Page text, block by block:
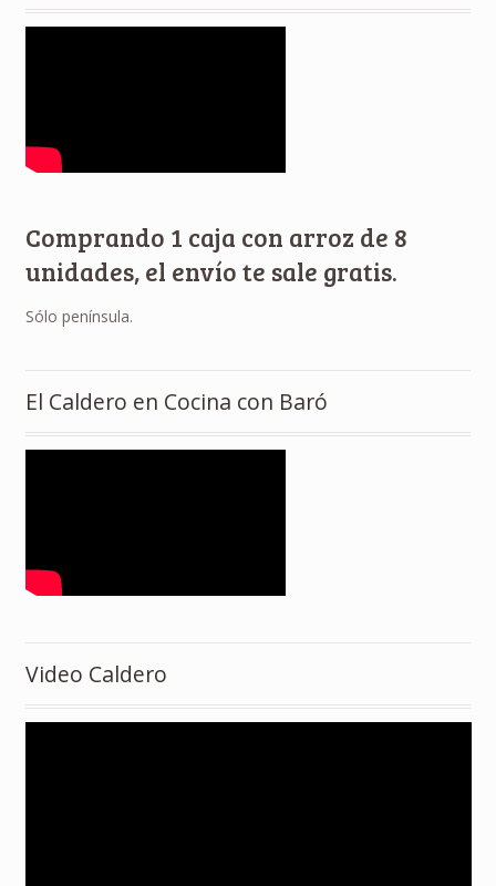
Comprando 1 caja con arroz de 8
unidades, el envío te sale gratis.
Sólo península.
El Caldero en Cocina con Baró
Video Caldero